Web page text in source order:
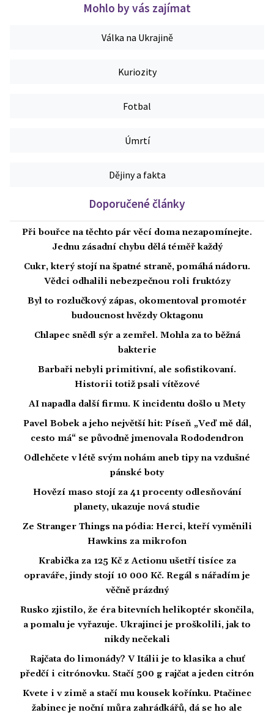
Mohlo by vás zajímat
Válka na Ukrajině
Kuriozity
Fotbal
Úmrtí
Dějiny a fakta
Doporučené články
Při bouřce na těchto pár věcí doma nezapomínejte.
Jednu zásadní chybu dělá téměř každý
Cukr, který stojí na špatné straně, pomáhá nádoru.
Vědci odhalili nebezpečnou roli fruktózy
Byl to rozlučkový zápas, okomentoval promotér
budoucnost hvězdy Oktagonu
Chlapec snědl sýr a zemřel. Mohla za to běžná
bakterie
Barbaři nebyli primitivní, ale sofistikovaní.
Historii totiž psali vítězové
AI napadla další firmu. K incidentu došlo u Mety
Pavel Bobek a jeho největší hit: Píseň „Veď mě dál,
cesto má“ se původně jmenovala Rododendron
Odlehčete v létě svým nohám aneb tipy na vzdušné
pánské boty
Hovězí maso stojí za 41 procenty odlesňování
planety, ukazuje nová studie
Ze Stranger Things na pódia: Herci, kteří vyměnili
Hawkins za mikrofon
Krabička za 125 Kč z Actionu ušetří tisíce za
opraváře, jindy stojí 10 000 Kč. Regál s nářadím je
věčně prázdný
Rusko zjistilo, že éra bitevních helikoptér skončila,
a pomalu je vyřazuje. Ukrajinci je proškolili, jak to
nikdy nečekali
Rajčata do limonády? V Itálii je to klasika a chuť
předčí i citrónovku. Stačí 500 g rajčat a jeden citrón
Kvete i v zimě a stačí mu kousek kořínku. Ptačinec
žabinec je noční můra zahrádkářů, dá se ho ale